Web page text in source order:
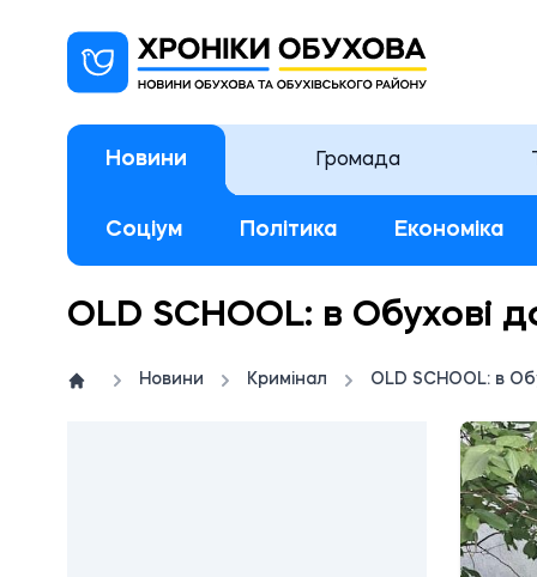
Новини Громада
Соціум Політика Економіка
OLD SCHOOL: в Обухові
Новини Кримінал OLD SCHOOL: в